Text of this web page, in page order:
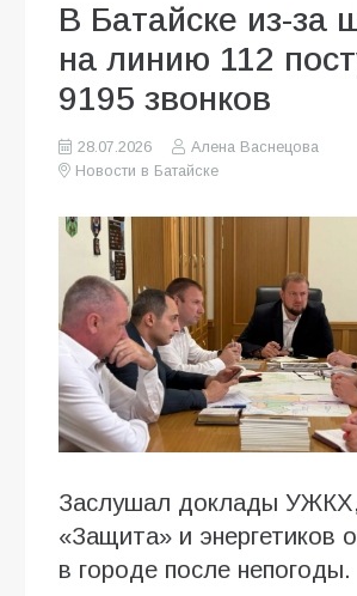
В Батайске из-за
на линию 112
9195 звонков
28.07.2026
Алена Васнецова
Новости в Батайске
Заслушал доклады
«Защита» и энергетиков
в городе после непогоды.